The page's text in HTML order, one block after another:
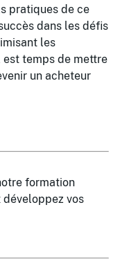
pratiques de ce
dans les défis
les
est temps de mettre
un acheteur
formation
développez vos